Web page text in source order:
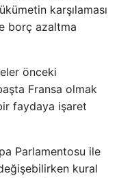
karşılaması
borç azaltma
önceki
Fransa olmak
faydaya işaret
Parlamentosu ile
kural